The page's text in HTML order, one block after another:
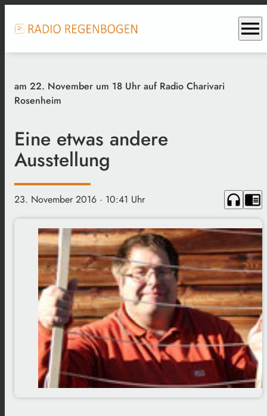
menu
am 22. November um 18 Uhr auf Radio Charivari
Rosenheim
Eine etwas andere
Ausstellung
23. November 2016 · 10:41 Uhr headphones chrome_reader_mode